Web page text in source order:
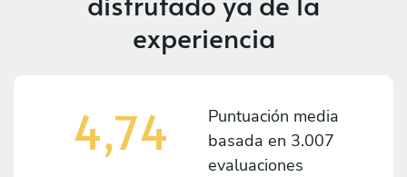
experiencia
4,74
Puntuación media
basada en 3.007
evaluaciones